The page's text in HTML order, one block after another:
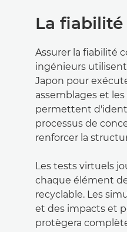
La
Assurer la fiabilité
ingénieurs
Japon pour
assemblages et
permettent
processus de
renforcer la
Les tests virtuels
chaque élément
recyclable. Les
et des impacts et
protègera